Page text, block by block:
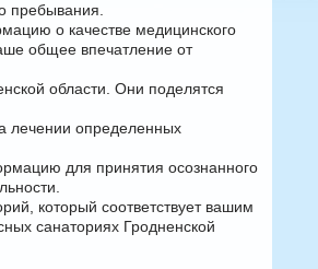
пребывания.
о качестве медицинского
общее впечатление от
области. Они поделятся
лечении определенных
для принятия осознанного
который соответствует вашим
санаториях Гродненской